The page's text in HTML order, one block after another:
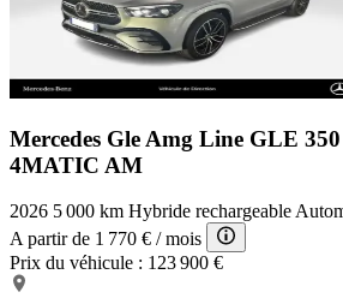
Mercedes Gle Amg Line GLE
4MATIC AM
2026 5 000 km Hybride rechargeable
A partir de 1 770 € / mois
Prix du véhicule : 123 900 €